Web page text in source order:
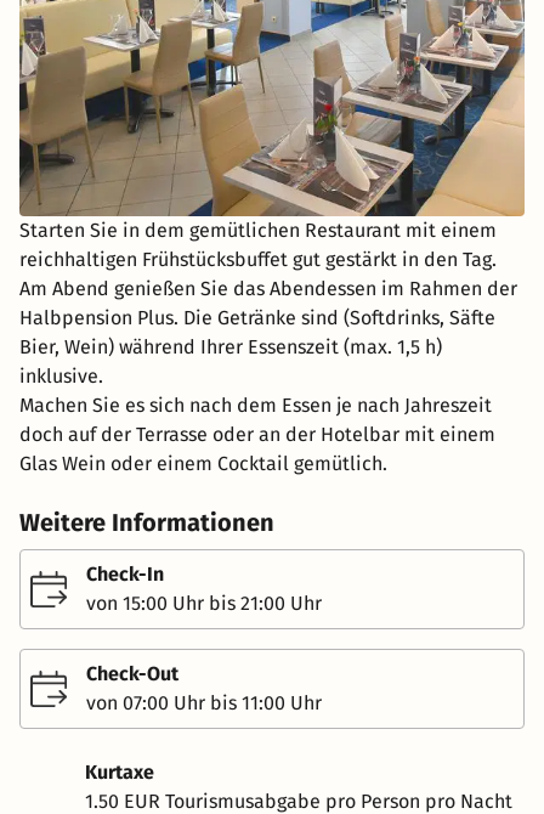
Starten Sie in dem gemütlichen Restaurant mit einem
reichhaltigen Frühstücksbuffet gut gestärkt in den Tag.
Am Abend genießen Sie das Abendessen im Rahmen der
Halbpension Plus. Die Getränke sind (Softdrinks, Säfte
Bier, Wein) während Ihrer Essenszeit (max. 1,5 h)
inklusive.
Machen Sie es sich nach dem Essen je nach Jahreszeit
doch auf der Terrasse oder an der Hotelbar mit einem
Glas Wein oder einem Cocktail gemütlich.
Weitere Informationen
Check-In
von 15:00 Uhr bis 21:00 Uhr
Check-Out
von 07:00 Uhr bis 11:00 Uhr
Kurtaxe
1.50 EUR Tourismusabgabe pro Person pro Nacht